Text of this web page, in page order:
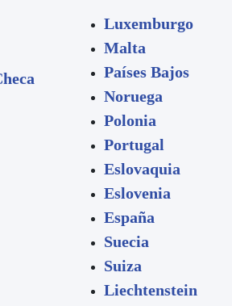
Luxemburgo
Malta
Países Bajos
Noruega
Polonia
Portugal
Eslovaquia
Eslovenia
España
Suecia
Suiza
Liechtenstein